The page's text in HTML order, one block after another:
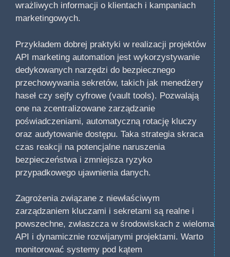
wrażliwych informacji o klientach i kampaniach
marketingowych.
Przykładem dobrej praktyki w realizacji projektów
API marketing automation jest wykorzystywanie
dedykowanych narzędzi do bezpiecznego
przechowywania sekretów, takich jak menedżery
haseł czy sejfy cyfrowe (vault tools). Pozwalają
one na zcentralizowane zarządzanie
poświadczeniami, automatyczną rotację kluczy
oraz audytowanie dostępu. Taka strategia skraca
czas reakcji na potencjalne naruszenia
bezpieczeństwa i zmniejsza ryzyko
przypadkowego ujawnienia danych.
Zagrożenia związane z niewłaściwym
zarządzaniem kluczami i sekretami są realne i
powszechne, zwłaszcza w środowiskach z wieloma
API i dynamicznie rozwijanymi projektami. Warto
monitorować systemy pod kątem